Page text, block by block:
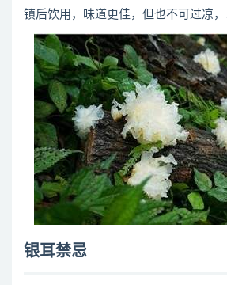
镇后饮用，味道更佳，但也不可过凉，
银耳禁忌